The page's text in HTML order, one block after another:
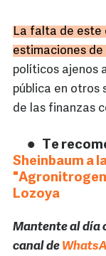
La falta de este
estimaciones de
políticos ajenos
pública en otros
de las finanzas
Te
Sheinbaum a
Lozoya
Mantente al día
canal de